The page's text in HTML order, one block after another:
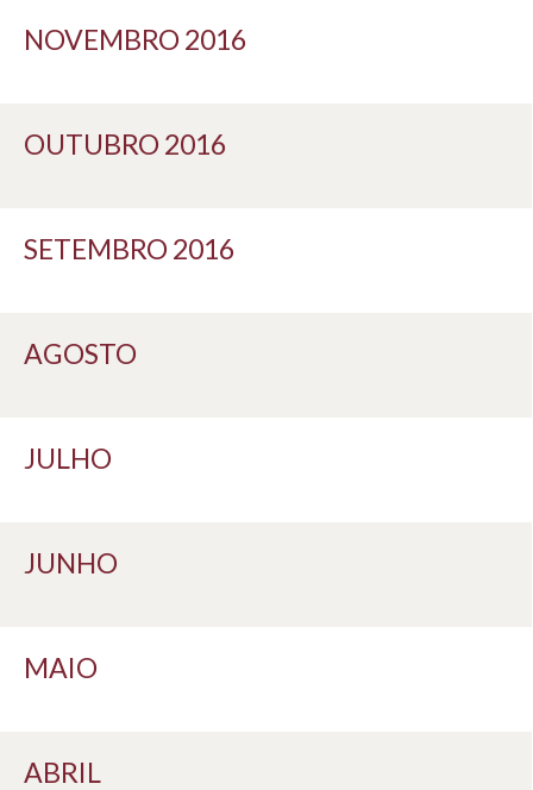
NOVEMBRO 2016
OUTUBRO 2016
SETEMBRO 2016
AGOSTO
JULHO
JUNHO
MAIO
ABRIL